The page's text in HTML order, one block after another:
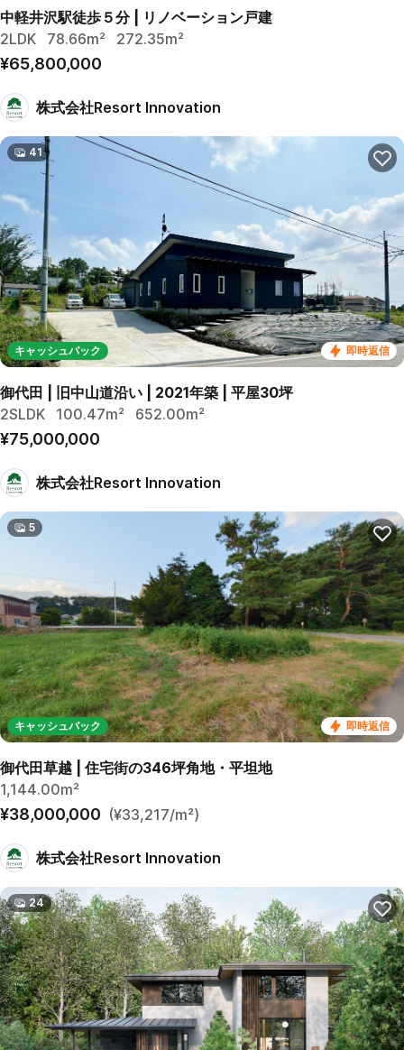
中軽井沢駅徒歩５分 | リノベーション戸建
2LDK
78.66m² 272.35m²
¥65,800,000
株式会社Resort Innovation
即時返信
キャッシュバック
41
御代田 | 旧中山道沿い | 2021年築 | 平屋30坪
2SLDK
100.47m² 652.00m²
¥75,000,000
株式会社Resort Innovation
即時返信
キャッシュバック
5
御代田草越 | 住宅街の346坪角地・平坦地
1,144.00m²
¥38,000,000 (¥33,217/m²)
株式会社Resort Innovation
24